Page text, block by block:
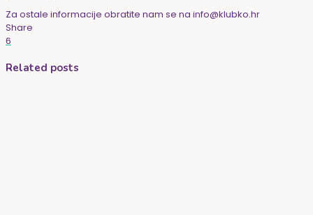
Za ostale informacije obratite nam se na info@klubko.hr
Share
6
Related posts